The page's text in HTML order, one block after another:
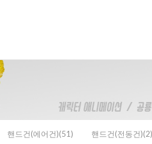
핸드건(에어건)(51) 핸드건(전동건)(2)